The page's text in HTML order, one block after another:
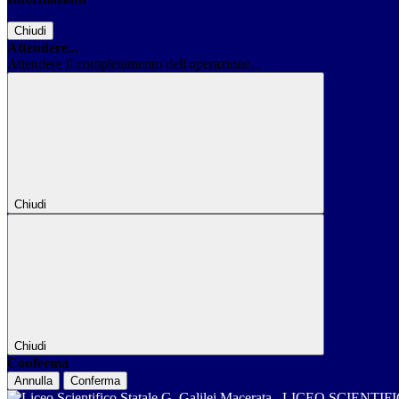
Chiudi
Attendere...
Attendere il completamento dell'operazione...
Chiudi
Chiudi
Conferma
Annulla Conferma